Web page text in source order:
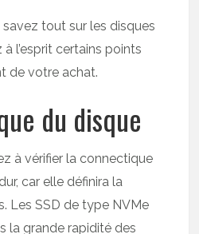
tout sur les disques
l’esprit certains points
de votre achat.
du disque
à vérifier la connectique
car elle définira la
Les SSD de type NVMe
la grande rapidité des